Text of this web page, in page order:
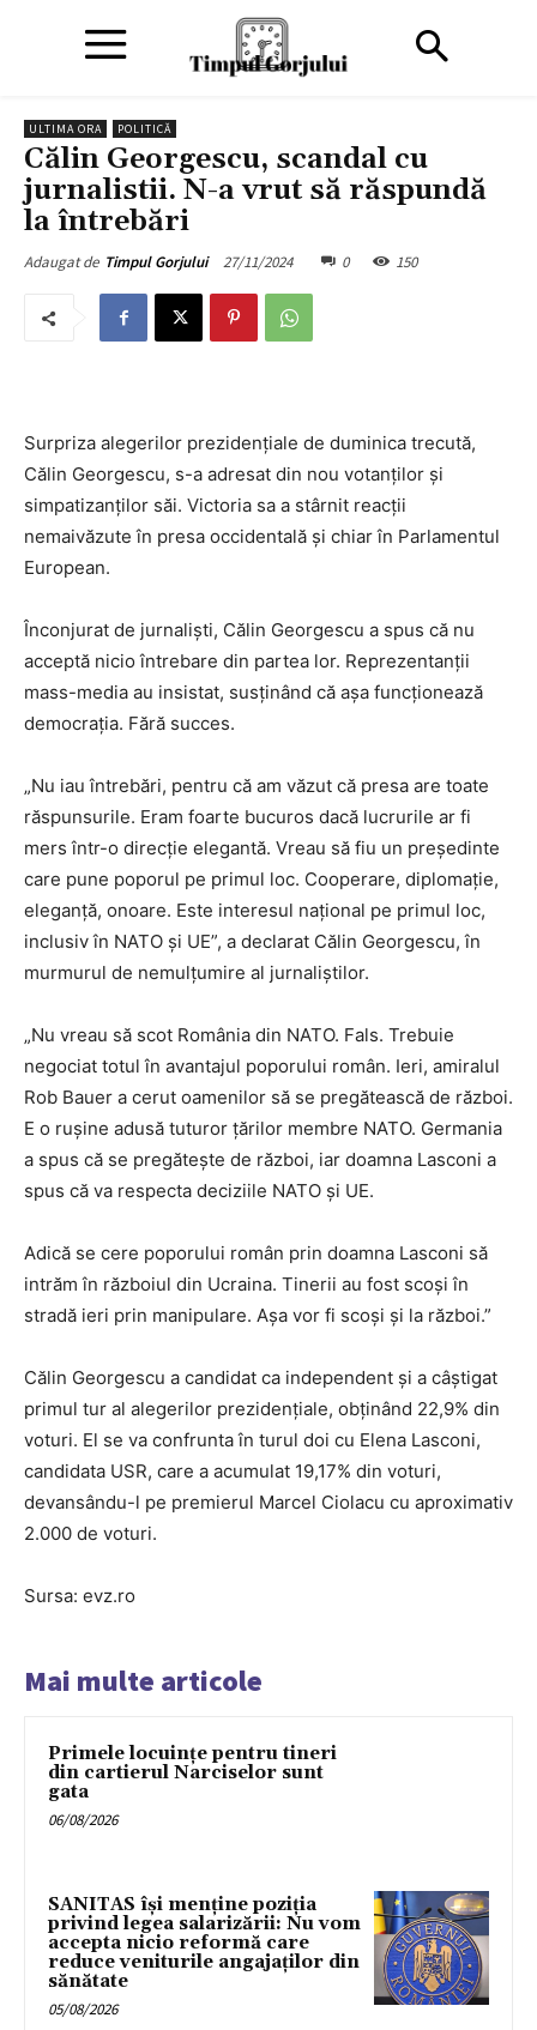
ULTIMA ORA POLITICĂ
Călin Georgescu, scandal cu
jurnalistii. N-a vrut să răspundă
la întrebări
Adaugat de Timpul Gorjului 27/11/2024 0 150
Surpriza alegerilor prezidențiale de duminica trecută,
Călin Georgescu, s-a adresat din nou votanților și
simpatizanților săi. Victoria sa a stârnit reacții
nemaivăzute în presa occidentală și chiar în Parlamentul
European.
Înconjurat de jurnaliști, Călin Georgescu a spus că nu
acceptă nicio întrebare din partea lor. Reprezentanții
mass-media au insistat, susținând că așa funcționează
democrația. Fără succes.
„Nu iau întrebări, pentru că am văzut că presa are toate
răspunsurile. Eram foarte bucuros dacă lucrurile ar fi
mers într-o direcție elegantă. Vreau să fiu un președinte
care pune poporul pe primul loc. Cooperare, diplomație,
eleganță, onoare. Este interesul național pe primul loc,
inclusiv în NATO și UE”, a declarat Călin Georgescu, în
murmurul de nemulțumire al jurnaliștilor.
„Nu vreau să scot România din NATO. Fals. Trebuie
negociat totul în avantajul poporului român. Ieri, amiralul
Rob Bauer a cerut oamenilor să se pregătească de război.
E o rușine adusă tuturor țărilor membre NATO. Germania
a spus că se pregătește de război, iar doamna Lasconi a
spus că va respecta deciziile NATO și UE.
Adică se cere poporului român prin doamna Lasconi să
intrăm în războiul din Ucraina. Tinerii au fost scoși în
stradă ieri prin manipulare. Așa vor fi scoși și la război.”
Călin Georgescu a candidat ca independent și a câștigat
primul tur al alegerilor prezidențiale, obținând 22,9% din
voturi. El se va confrunta în turul doi cu Elena Lasconi,
candidata USR, care a acumulat 19,17% din voturi,
devansându-l pe premierul Marcel Ciolacu cu aproximativ
2.000 de voturi.
Sursa: evz.ro
Mai multe articole
Primele locuințe pentru tineri
din cartierul Narciselor sunt
gata
06/08/2026
SANITAS își menține poziția
privind legea salarizării: Nu vom
accepta nicio reformă care
reduce veniturile angajaților din
sănătate
05/08/2026